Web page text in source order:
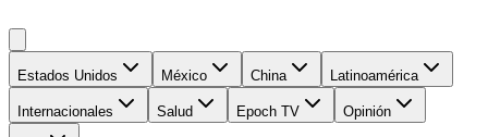
Estados Unidos México China Latinoamérica
Internacionales Salud Epoch TV Opinión